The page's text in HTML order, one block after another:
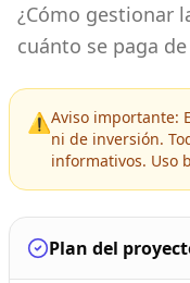
¿Cómo gestionar
cuánto se paga
⚠️Aviso importante:
ni de inversión.
informativos. Uso
Plan del